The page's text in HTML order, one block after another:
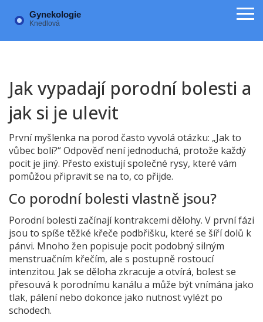
Jak vypadají porodní bolesti a
jak si je ulevit
První myšlenka na porod často vyvolá otázku: „Jak to
vůbec bolí?“ Odpověď není jednoduchá, protože každý
pocit je jiný. Přesto existují společné rysy, které vám
pomůžou připravit se na to, co přijde.
Co porodní bolesti vlastně jsou?
Porodní bolesti začínají kontrakcemi dělohy. V první fázi
jsou to spíše těžké křeče podbřišku, které se šíří dolů k
pánvi. Mnoho žen popisuje pocit podobný silným
menstruačním křečím, ale s postupně rostoucí
intenzitou. Jak se děloha zkracuje a otvírá, bolest se
přesouvá k porodnímu kanálu a může být vnímána jako
tlak, pálení nebo dokonce jako nutnost vylézt po
schodech.